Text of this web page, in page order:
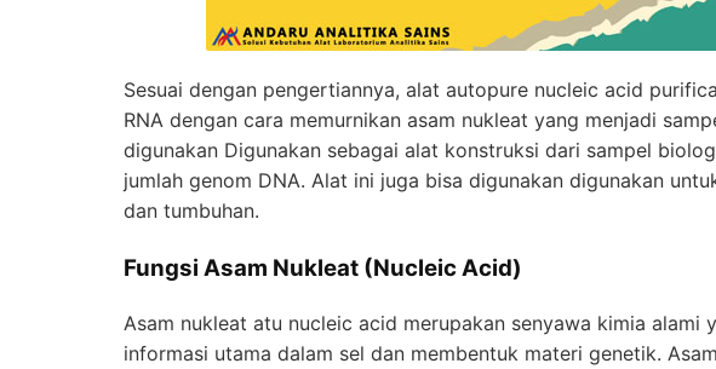
Sesuai dengan pengertiannya, alat autopure nucleic acid
RNA dengan cara memurnikan asam nukleat yang menjadi
digunakan Digunakan sebagai alat konstruksi dari sampel
jumlah genom DNA. Alat ini juga bisa digunakan digunakan
dan tumbuhan.
Fungsi Asam Nukleat (Nucleic Acid)
Asam nukleat atu nucleic acid merupakan senyawa kimia
informasi utama dalam sel dan membentuk materi genetik.